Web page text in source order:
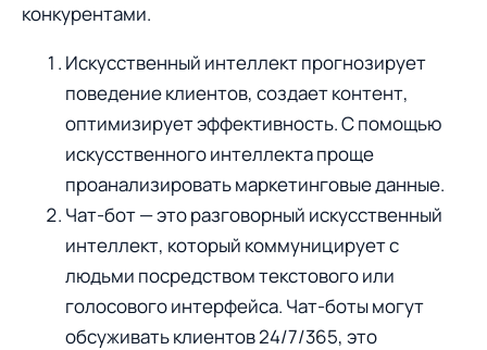
конкурентами.
Искусственный интеллект прогнозирует
поведение клиентов, создает контент,
оптимизирует эффективность. С помощью
искусственного интеллекта проще
проанализировать маркетинговые данные.
Чат-бот — это разговорный искусственный
интеллект, который коммуницирует с
людьми посредством текстового или
голосового интерфейса. Чат-боты могут
обсуживать клиентов 24/7/365, это